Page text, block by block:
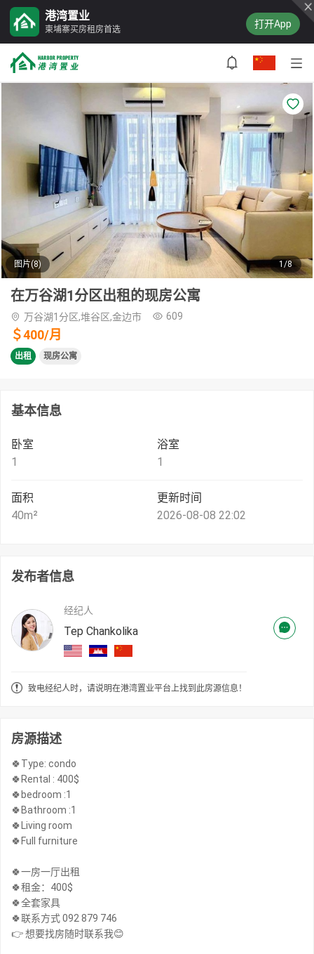
港湾置业
柬埔寨买房租房首选 打开App
图片(8) 1/8
在万谷湖1分区出租的现房公寓
万谷湖1分区,堆谷区,金边市 609
＄400/月
出租 现房公寓
基本信息
卧室
1
浴室
1
面积
40m²
更新时间
2026-08-08 22:02
发布者信息
经纪人
Tep Chankolika
致电经纪人时，请说明在港湾置业平台上找到此房源信息！
房源描述
🍀Type: condo
🍀Rental : 400$
🍀bedroom :1
🍀Bathroom :1
🍀Living room
🍀Full furniture
🍀一房一厅出租
🍀租金：400$
🍀全套家具
🍀联系方式 092 879 746
👉 想要找房随时联系我😊